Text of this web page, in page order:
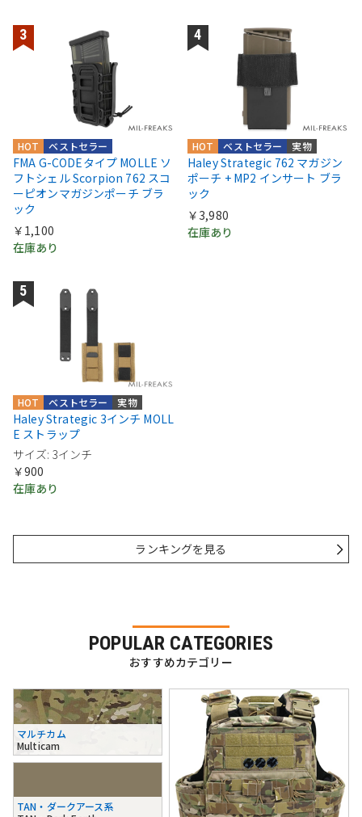
ベストセラー
HOT
FMA G-CODEタイプ MOLLE ソ
フトシェル Scorpion 762 スコ
ーピオンマガジンポーチ ブラ
ック
￥1,100
在庫あり
実物
ベストセラー
HOT
Haley Strategic 762 マガジン
ポーチ + MP2 インサート ブラ
ック
￥3,980
在庫あり
実物
ベストセラー
HOT
Haley Strategic 3インチ MOLL
E ストラップ
サイズ: 3インチ
￥900
在庫あり
ランキングを見る
POPULAR CATEGORIES
おすすめカテゴリー
マルチカム
Multicam
TAN・ダークアース系